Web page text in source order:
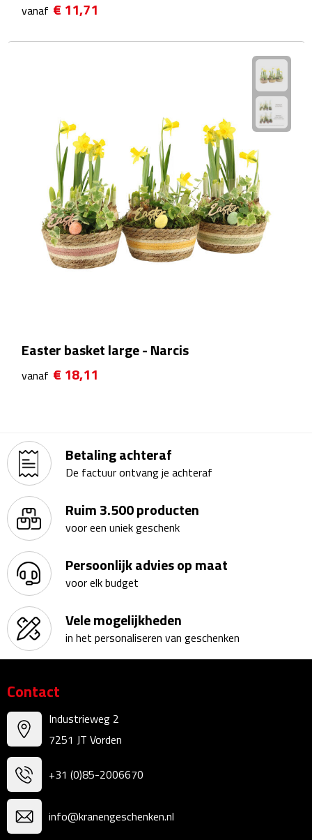
Kalenders
Barmatten
Naambadges & naamkaarthouders
Stickers
Visitekaartjes
Vlaggen
Bureausets
Bureau ventilatoren
Boekenleggers
Briefopeners
Gummen
Linialen
Pennen etui's
Pennenhouders
Puntenslijpers
vanaf € 11,71
Easter basket large - Narcis
vanaf € 18,11
Betaling achteraf
De factuur ontvang je achteraf
Ruim 3.500 producten
voor een uniek geschenk
Persoonlijk advies op maat
voor elk budget
Vele mogelijkheden
in het personaliseren van geschenken
Contact
Industrieweg 2
7251 JT Vorden
+31 (0)85-2006670
info@kranengeschenken.nl